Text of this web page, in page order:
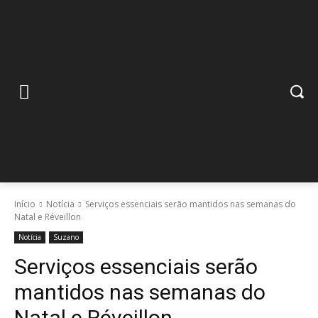
Início Notícia
Serviços essenciais serão mantidos nas semanas do
Natal e Réveillon
Notícia Suzano
Serviços essenciais serão
mantidos nas semanas do